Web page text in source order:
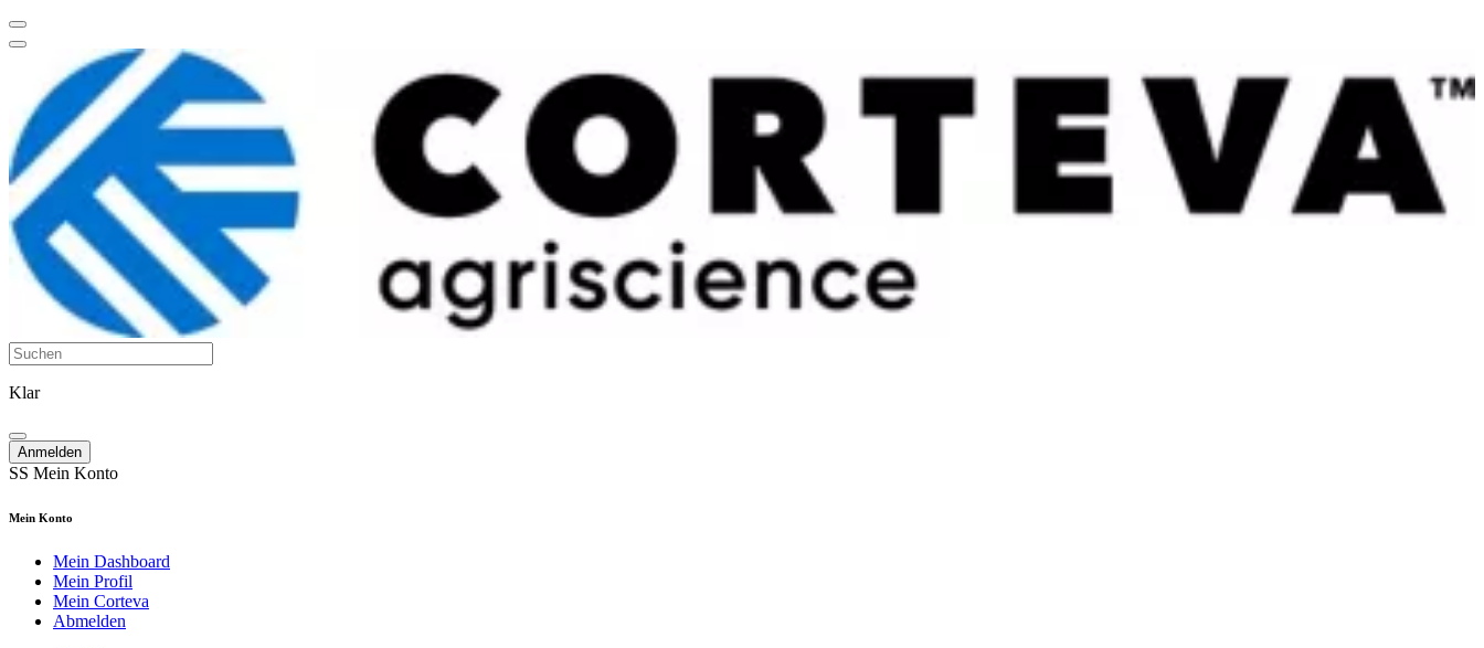
Klar
Anmelden
SS Mein Konto
Mein Konto
Mein Dashboard
Mein Profil
Mein Corteva
Abmelden